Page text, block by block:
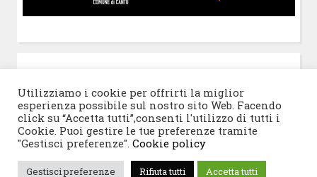
© 2026 Progetto San Francesco |Tema WordPress:
Utilizziamo i cookie per offrirti la miglior
esperienza possibile sul nostro sito Web. Facendo
click su “Accetta tutti”,consenti l'utilizzo di tutti i
Cookie. Puoi gestire le tue preferenze tramite
"Gestisci preferenze". Cookie policy
Gestisci preferenze Rifiuta tutti Accetta tutti